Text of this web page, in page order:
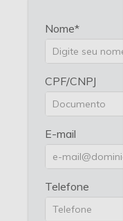
Nome
CPF/CNPJ
E-mail
Telefone